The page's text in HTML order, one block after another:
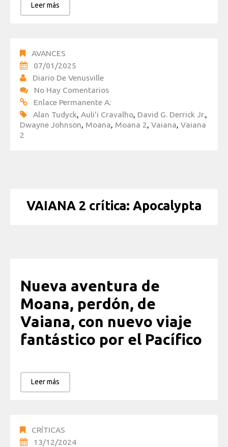
Leer más
AVANCES
07/01/2025
Diario De Venusville
No Hay Comentarios
Enlace Permanente A:
Alan Tudyck, Auli'i Cravalho, David G. Derrick Jr.,
Dwayne Johnson, Moana, Moana 2, Vaiana, Vaiana
2
VAIANA 2 crítica: Apocalypta
Nueva aventura de
Moana, perdón, de
Vaiana, con nuevo viaje
fantástico por el Pacífico
Leer más
CRÍTICAS
13/12/2024